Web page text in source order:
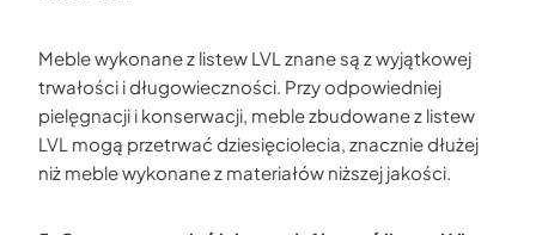
Meble wykonane z listew LVL znane są z wyjątkowej
trwałości i długowieczności. Przy odpowiedniej
pielęgnacji i konserwacji, meble zbudowane z listew
LVL mogą przetrwać dziesięciolecia, znacznie dłużej
niż meble wykonane z materiałów niższej jakości.